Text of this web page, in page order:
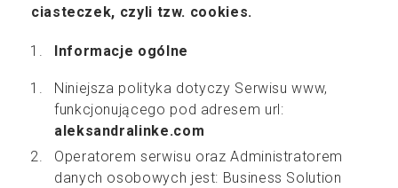
ciasteczek, czyli tzw. cookies.
Informacje ogólne
Niniejsza polityka dotyczy Serwisu www,
funkcjonującego pod adresem url:
aleksandralinke.com
Operatorem serwisu oraz Administratorem
danych osobowych jest: Business Solution